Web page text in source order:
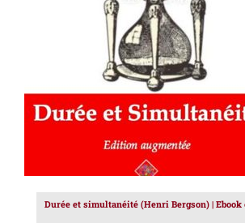
AJOUTER AU PANIER DÉTAILS
Durée et simultanéité (Henri Bergson) |